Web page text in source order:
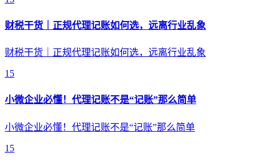
财税干货｜正规代理记账如何选，远离行业乱象
财税干货｜正规代理记账如何选，远离行业乱象
15
小微企业必懂！代理记账不是“记账”那么简单
小微企业必懂！代理记账不是“记账”那么简单
15